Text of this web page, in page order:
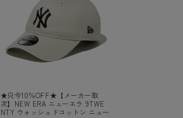
★只今10％OFF★【メーカー取
次】NEW ERA ニューエラ 9TWE
NTY ウォッシュドコットン ニュー